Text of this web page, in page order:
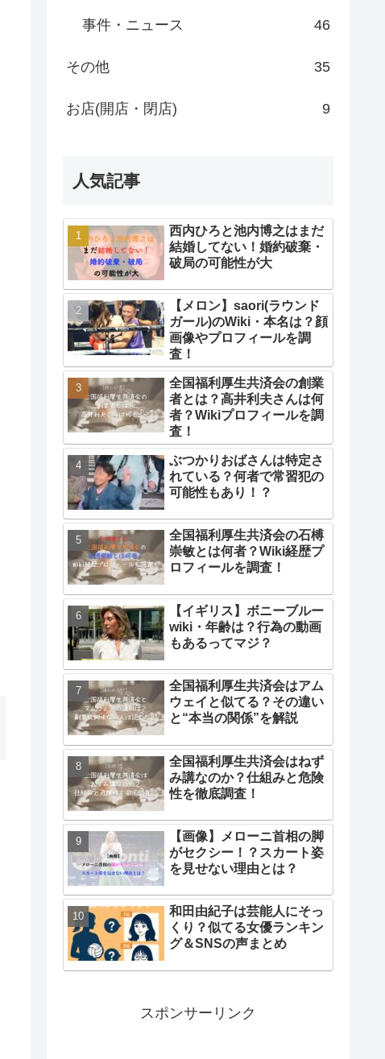
事件・ニュース 46
その他 35
お店(開店・閉店) 9
人気記事
西内ひろと池内博之はまだ
結婚してない！婚約破棄・
破局の可能性が大
【メロン】saori(ラウンド
ガール)のWiki・本名は？顔
画像やプロフィールを調
査！
全国福利厚生共済会の創業
者とは？高井利夫さんは何
者？Wikiプロフィールを調
査！
ぶつかりおばさんは特定さ
れている？何者で常習犯の
可能性もあり！？
全国福利厚生共済会の石榑
崇敏とは何者？Wiki経歴プ
ロフィールを調査！
【イギリス】ボニーブルー
wiki・年齢は？行為の動画
もあるってマジ？
全国福利厚生共済会はアム
ウェイと似てる？その違い
と“本当の関係”を解説
全国福利厚生共済会はねず
み講なのか？仕組みと危険
性を徹底調査！
【画像】メローニ首相の脚
がセクシー！？スカート姿
を見せない理由とは？
和田由紀子は芸能人にそっ
くり？似てる女優ランキン
グ＆SNSの声まとめ
スポンサーリンク